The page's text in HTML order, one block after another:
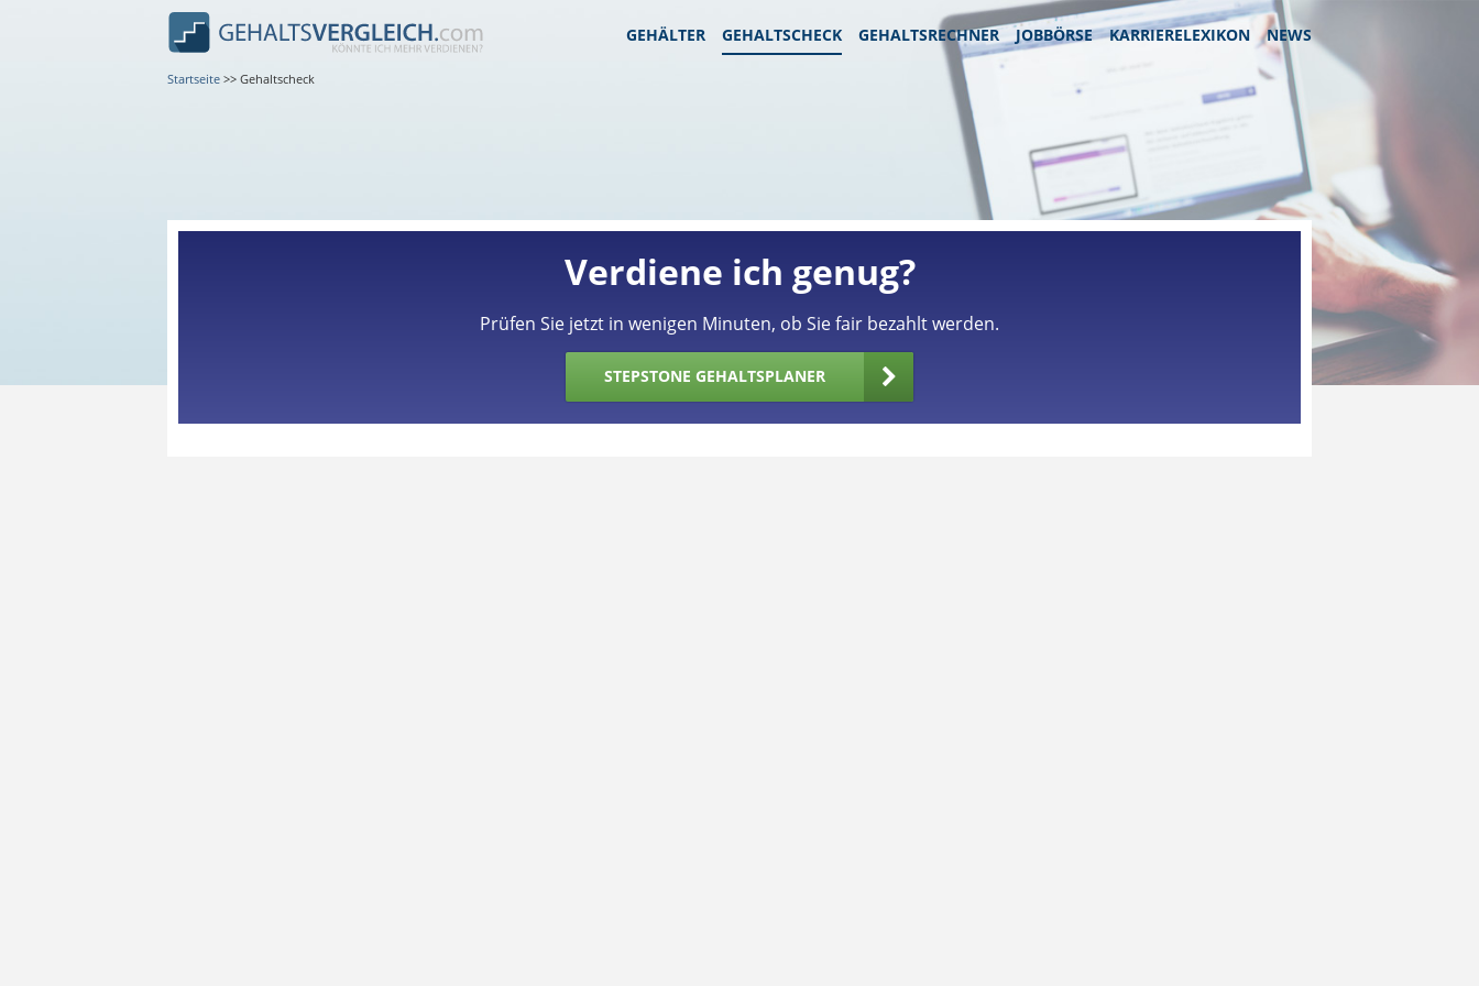
GEHÄLTER GEHALTSCHECK GEHALTSRECHNER JOBBÖRSE KARRIERELEXIKON NEWS
Startseite >> Gehaltscheck
Verdiene ich genug?
Prüfen Sie jetzt in wenigen Minuten, ob Sie fair bezahlt werden.
STEPSTONE GEHALTSPLANER